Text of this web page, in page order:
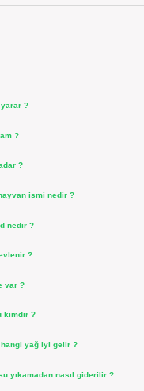
?
?
?
ismi nedir ?
nedir ?
?
var ?
kimdir ?
hangi yağ iyi gelir ?
yıkamadan nasıl giderilir ?